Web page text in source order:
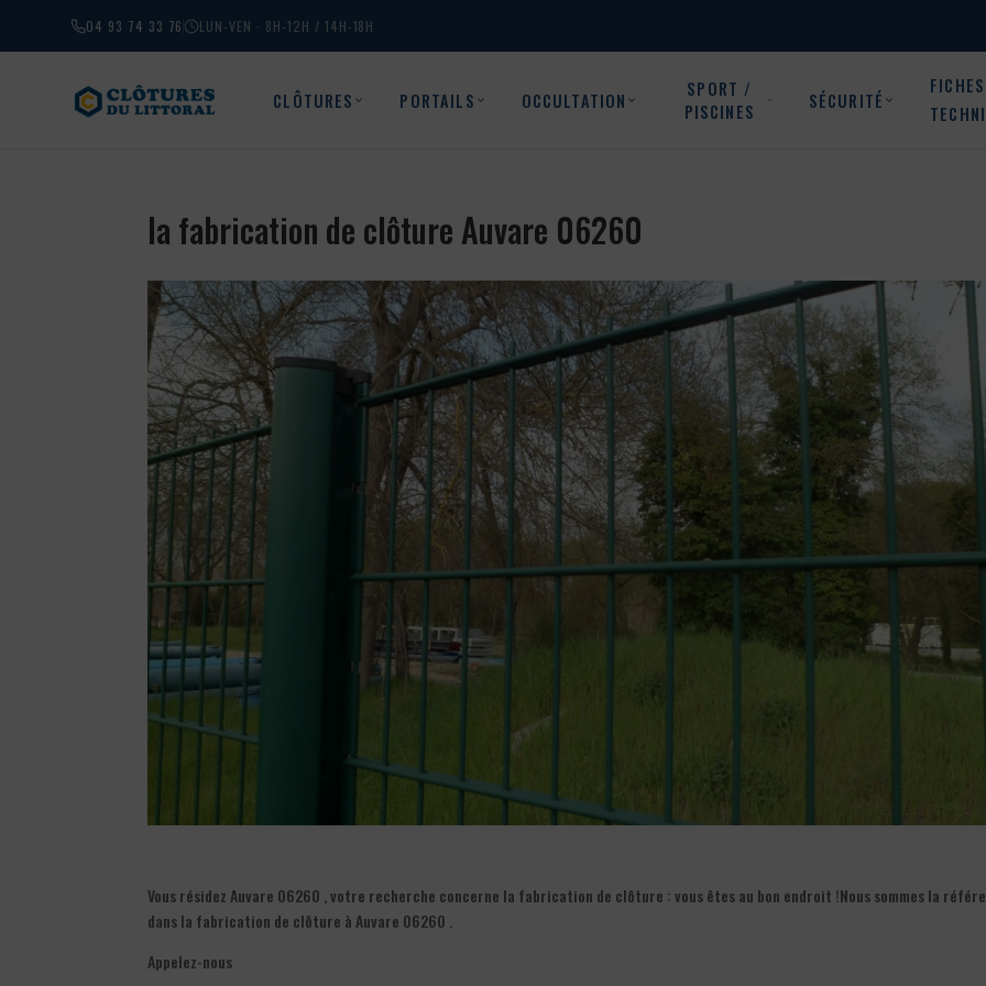
04 93 74 33 76 LUN-VEN · 8H-12H / 14H-18H
CLÔTURES PORTAILS OCCULTATION
SPORT /
PISCINES
SÉCURITÉ
FICHES
la fabrication de clôture Auvare 06260
Vous résidez Auvare 06260 , votre recherche concerne la fabrication de clôture : vous êtes au bon endroit !Nous sommes la
dans la fabrication de clôture à Auvare 06260 .
Appelez-nous